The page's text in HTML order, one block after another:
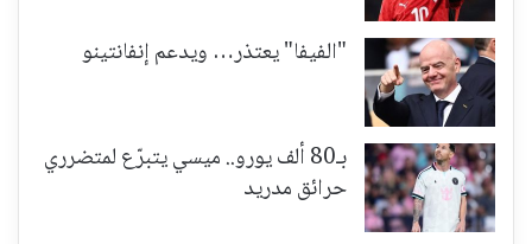
"الفيفا" يعتذر… ويدعم إنفانتينو
بـ80 ألف يورو.. ميسي يتبرّع لمتضرري
حرائق مدريد